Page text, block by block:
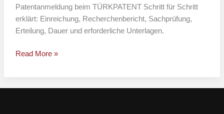
Patentanmeldung beim TÜRKPATENT Schritt für Schritt
erklärt: Einreichung, Recherchenbericht, Sachprüfung,
Erteilung, Dauer und erforderliche Unterlagen.
Read More »